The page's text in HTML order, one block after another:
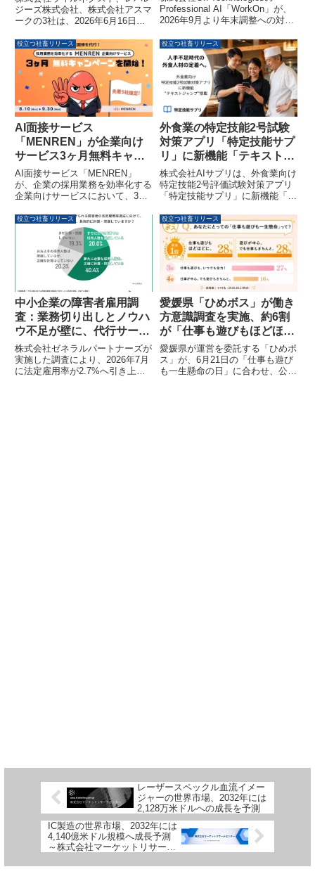
に、無料オンラインセミナ
ーを6月16日に開催
ジーズ株式会社、株式会社アスマ
ークの3社は、2026年6月16日に
定着しても活躍しないのか──デ
ータと個人支援で解く、組織設計
の盲点」を共催します。本セミナ
ーでは、従業員の定着後の活躍と
いう課題に対し、各社の専門領域
から具体的なアプローチが提示さ
れます。
備をチェックし、給与計
算・源泉徴収票発行・人事
データ更新まで一気通貫で
支援します
Professional AI「WorkOn」が、
2026年9月より年末調整への対応
調整における情報入力ミスや資料
添付の不備解消を支援し、さらに
労務・給与一体型プラットフォー
ムとしての強みを活かし、還付金
の計算、従業員情報の更新、源泉
徴収票発行までを一気通貫で支援
することが発表されました。
役立つ社畜リリース
AI面接サービス
「MENREN」が企業向け
サービス3ヶ月無料キャン
ペーンを開始
AI面接サービス「MENREN」
が、企業の採用業務を効率化する
企業向けサービスにおいて、3ヶ
ました。先着5社限定で、導入事
例の公開やフィードバック面談に
協力できる企業が対象となりま
役立つ社畜リリース
外食業の特定技能2号試験
対策アプリ「特定技能サプ
リ」に新機能「テキストジ
ャンプ」が追加
株式会社AIサプリは、外食業向け
特定技能2号評価試験対策アプリ
「特定技能サプリ」に新機能「テ
した。この機能は、問題演習中に
間違えた問題から教材テキストの
該当範囲へワンタップで移動でき
る仕組みで、働きながら試験対策
を行う外国人材の学習効率向上を
目指しています。
役立つ社畜リリース
中小企業の障害者雇用調
査：業務切り出しとノウハ
ウ不足が壁に、代行サービ
ス利用者の4割超が「課題
あり」と回答
株式会社ゼネラルパートナーズが
実施した調査により、2026年7月
に法定雇用率が2.7%へ引き上げ
役立つ社畜リリース
愛媛県「ひめボス」が働き
方意識調査を実施、約6割
が「仕事も遊びもほどほ
ど・遊び優先」と回答
愛媛県が運営を委託する「ひめボ
ス」が、6月21日の「仕事も遊び
も一生懸命の日」に合わせ、公式
レーザースペックル血流イメー
ジャーの世界市場、2032年には
2,128万米ドルへの成長を予測
IC製造の世界市場、2032年には
4,140億米ドル規模へ成長予測
～株式会社マーケットリサーチ
～